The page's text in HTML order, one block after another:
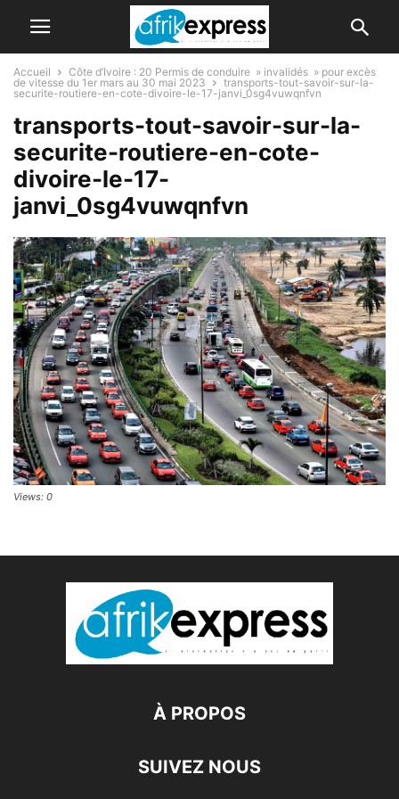
Accueil
Côte d’Ivoire : 20 Permis de conduire » invalidés » pour excès
de vitesse du 1er mars au 30 mai 2023
transports-tout-savoir-sur-la-
securite-routiere-en-cote-divoire-le-17-janvi_0sg4vuwqnfvn
transports-tout-savoir-sur-la-
securite-routiere-en-cote-
divoire-le-17-
janvi_0sg4vuwqnfvn
Views: 0
À PROPOS
SUIVEZ NOUS